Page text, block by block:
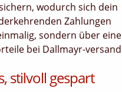
wodurch sich dein
Zahlungen
sondern über
bei Dallmayr-
stilvoll gespart